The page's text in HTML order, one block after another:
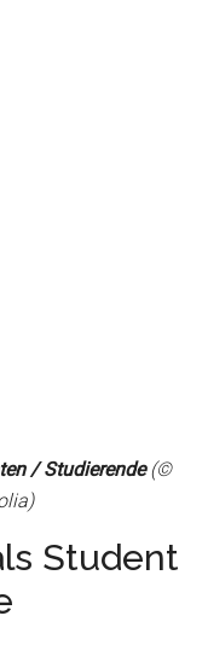
/ Studierende(©
Student